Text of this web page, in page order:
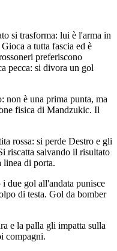
si trasforma: lui è l'arma in
a tutta fascia ed è
preferiscono
pecca: si divora un gol
non è una prima punta, ma
fisica di Mandzukic. Il
rossa: si perde Destro e gli
riscatta salvando il risultato
di porta.
due gol all'andata punisce
di testa. Gol da bomber
e la palla gli impatta sulla
compagni.